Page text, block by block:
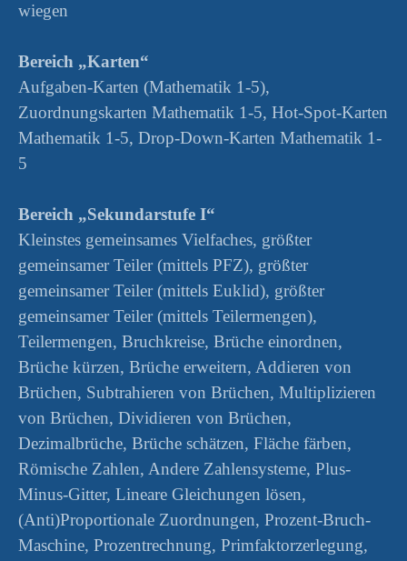
wiegen
Bereich „Karten“
Aufgaben-Karten (Mathematik 1-5),
Zuordnungskarten Mathematik 1-5, Hot-Spot-Karten
Mathematik 1-5, Drop-Down-Karten Mathematik 1-
5
Bereich „Sekundarstufe I“
Kleinstes gemeinsames Vielfaches, größter
gemeinsamer Teiler (mittels PFZ), größter
gemeinsamer Teiler (mittels Euklid), größter
gemeinsamer Teiler (mittels Teilermengen),
Teilermengen, Bruchkreise, Brüche einordnen,
Brüche kürzen, Brüche erweitern, Addieren von
Brüchen, Subtrahieren von Brüchen, Multiplizieren
von Brüchen, Dividieren von Brüchen,
Dezimalbrüche, Brüche schätzen, Fläche färben,
Römische Zahlen, Andere Zahlensysteme, Plus-
Minus-Gitter, Lineare Gleichungen lösen,
(Anti)Proportionale Zuordnungen, Prozent-Bruch-
Maschine, Prozentrechnung, Primfaktorzerlegung,